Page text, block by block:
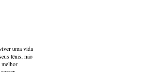
uma vida
tênis, não
melhor